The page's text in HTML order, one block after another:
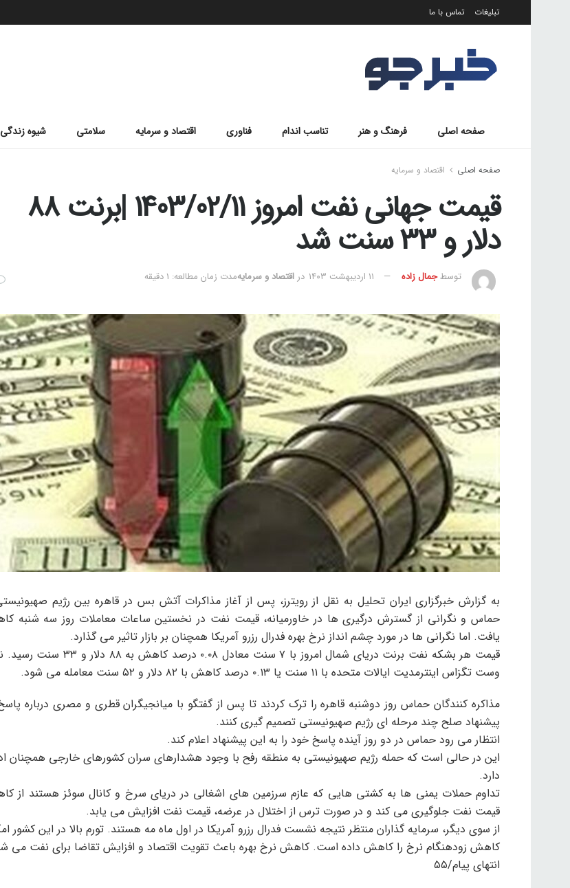
تبلیغات تماس با ما
صفحه اصلی فرهنگ و هنر تناسب اندام فناوری اقتصاد و سرمایه سلامتی شیوه زندگی
صفحه اصلی اقتصاد و سرمایه
قیمت جهانی نفت امروز 1403/02/11 |برنت 88
دلار و 33 سنت شد
توسطجمال زاده ۱۱ اردیبهشت ۱۴۰۳ در اقتصاد و سرمایهمدت زمان مطالعه: 1 دقیقه
به گزارش خبرگزاری ایران تحلیل به نقل از رویترز، پس از آغاز مذاکرات آتش بس در قاهره بین رژیم
حماس و نگرانی از گسترش درگیری ها در خاورمیانه، قیمت نفت در نخستین ساعات معاملات روز سه شنبه
یافت. اما نگرانی ها در مورد چشم انداز نرخ بهره فدرال رزرو آمریکا همچنان بر بازار تاثیر می گذارد.
قیمت هر بشکه نفت برنت دریای شمال امروز با ۷ سنت معادل ۰.۰۸ درصد کاهش به
وست تگزاس اینترمدیت ایالات متحده با ۱۱ سنت یا ۰.۱۳ درصد کاهش با ۸۲ دلار و ۵۲ سنت معامله می شود.
مذاکره کنندگان حماس روز دوشنبه قاهره را ترک کردند تا پس از گفتگو با میانجیگران قطری و مصری درباره
پیشنهاد صلح چند مرحله ای رژیم صهیونیستی تصمیم گیری کنند.
انتظار می رود حماس در دو روز آینده پاسخ خود را به این پیشنهاد اعلام کند.
این در حالی است که حمله رژیم صهیونیستی به منطقه رفح با وجود هشدارهای سران کشورهای خارجی همچنان
دارد.
تداوم حملات یمنی ها به کشتی هایی که عازم سرزمین های اشغالی در دریای سرخ و کانال سوئز هستند از
قیمت نفت جلوگیری می کند و در صورت ترس از اختلال در عرضه، قیمت نفت افزایش می یابد.
از سوی دیگر، سرمایه گذاران منتظر نتیجه نشست فدرال رزرو آمریکا در اول ماه مه هستند. تورم بالا در این کشور
کاهش زودهنگام نرخ را کاهش داده است. کاهش نرخ بهره باعث تقویت اقتصاد و افزایش تقاضا برای نفت می
انتهای پیام/۵۵